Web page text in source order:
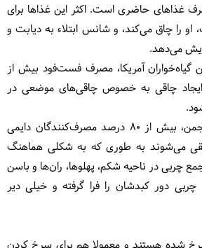
غذاهای حاضری است. اکثر این غذاها برای
را چاق می‌‌کند، و شانس ابتلاء به دیابت و
می‌‌دهد.
آمریکا، مصرف فست‌فود بیش از
چاقی به خصوص چاقی‌های موضعی در
براساس تحقیقات این انجمن، بیش از 80 درصد مصرف‌کنندگان دایمی
می‌شوند به طوری که به شکلی هماهنگ
چربی در ناحیه شکم، پهلوها، ران‌ها و باسن
دور کبدشان را فرا گرفته و خیلی دیر